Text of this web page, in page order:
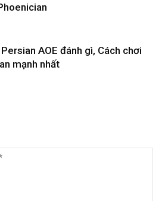
Persian AOE đánh gì, Cách chơi
mạnh nhất